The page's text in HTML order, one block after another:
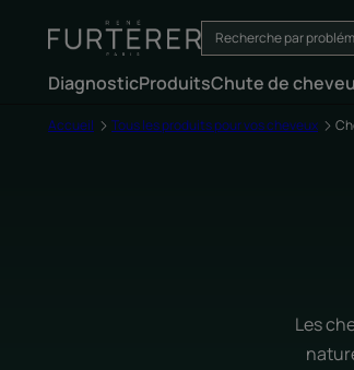
DiagnosticProduitsChute de
Accueil Tous les produits pour vos cheveux
Les